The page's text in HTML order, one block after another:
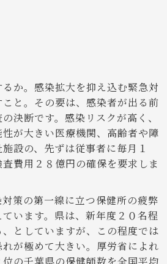
か。感染拡大を抑え込む緊急対
と。その要は、感染者が出る前
決断です。感染リスクが高く、
が大きい医療機関、高齢者や障
設の、先ずは従事者に毎月１
費用２８億円の確保を要求しま
策の第一線に立つ保健所の疲弊
います。県は、新年度２０名程
としていますが、この程度では
が極めて大きい。厚労省によれ